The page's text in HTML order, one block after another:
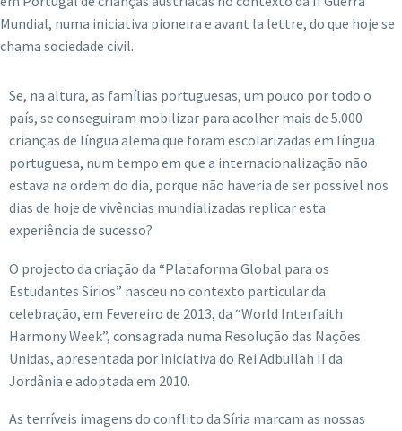
Mundial, numa iniciativa pioneira e avant la lettre, do que hoje se
chama sociedade civil.
Se, na altura, as famílias portuguesas, um pouco por todo o
país, se conseguiram mobilizar para acolher mais de 5.000
crianças de língua alemã que foram escolarizadas em língua
portuguesa, num tempo em que a internacionalização não
estava na ordem do dia, porque não haveria de ser possível nos
dias de hoje de vivências mundializadas replicar esta
experiência de sucesso?
O projecto da criação da “Plataforma Global para os
Estudantes Sírios” nasceu no contexto particular da
celebração, em Fevereiro de 2013, da “World Interfaith
Harmony Week”, consagrada numa Resolução das Nações
Unidas, apresentada por iniciativa do Rei Adbullah II da
Jordânia e adoptada em 2010.
As terríveis imagens do conflito da Síria marcam as nossas